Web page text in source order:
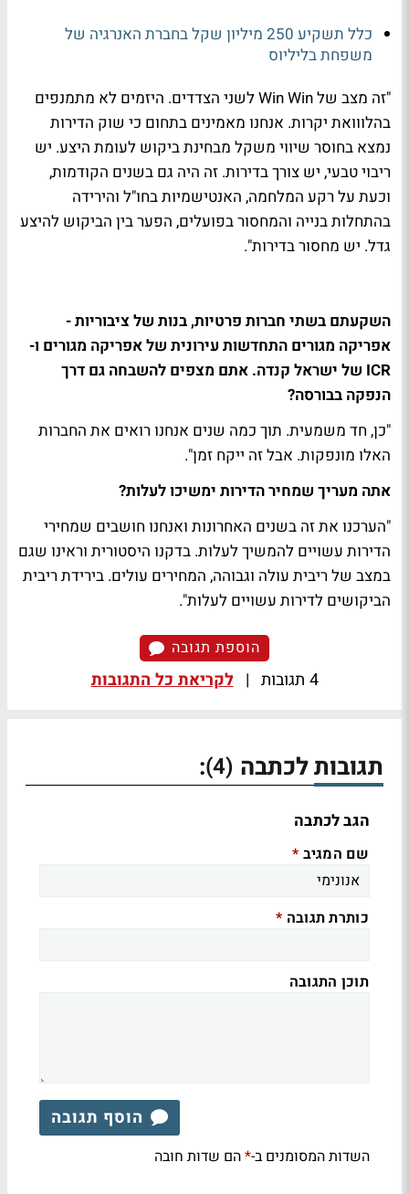
כלל תשקיע 250 מיליון שקל בחברת האנרגיה של
משפחת בליליוס
"זה מצב של Win Win לשני הצדדים. היזמים לא מתמנפים
בהלווואת יקרות. אנחנו מאמינים בתחום כי שוק הדירות
נמצא בחוסר שיווי משקל מבחינת ביקוש לעומת היצע. יש
ריבוי טבעי, יש צורך בדירות. זה היה גם בשנים הקודמות,
וכעת על רקע המלחמה, האנטישמיות בחו"ל והירידה
בהתחלות בנייה והמחסור בפועלים, הפער בין הביקוש להיצע
גדל. יש מחסור בדירות".
השקעתם בשתי חברות פרטיות, בנות של ציבוריות -
אפריקה מגורים התחדשות עירונית של אפריקה מגורים ו-
ICR של ישראל קנדה. אתם מצפים להשבחה גם דרך
הנפקה בבורסה?
"כן, חד משמעית. תוך כמה שנים אנחנו רואים את החברות
האלו מונפקות. אבל זה ייקח זמן".
אתה מעריך שמחיר הדירות ימשיכו לעלות?
"הערכנו את זה בשנים האחרונות ואנחנו חושבים שמחירי
הדירות עשויים להמשיך לעלות. בדקנו היסטורית וראינו שגם
במצב של ריבית עולה וגבוהה, המחירים עולים. בירידת ריבית
הביקושים לדירות עשויים לעלות".
הוספת תגובה
4 תגובות | לקריאת כל התגובות
תגובות לכתבה (4)
:
הגב לכתבה
שם המגיב *
כותרת תגובה *
תוכן התגובה
הוסף תגובה
השדות המסומנים ב-*הם שדות חובה